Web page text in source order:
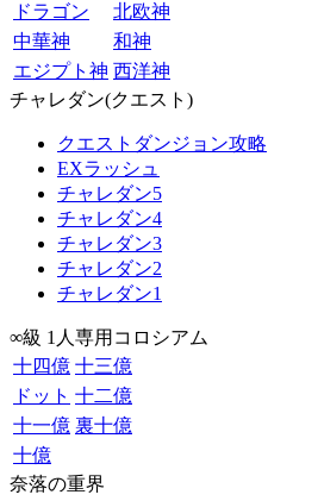
ドラゴン
北欧神
中華神
和神
エジプト神 西洋神
チャレダン(クエスト)
クエストダンジョン攻略
EXラッシュ
チャレダン5
チャレダン4
チャレダン3
チャレダン2
チャレダン1
∞級 1人専用コロシアム
十四億 十三億
ドット 十二億
十一億 裏十億
十億
奈落の重界